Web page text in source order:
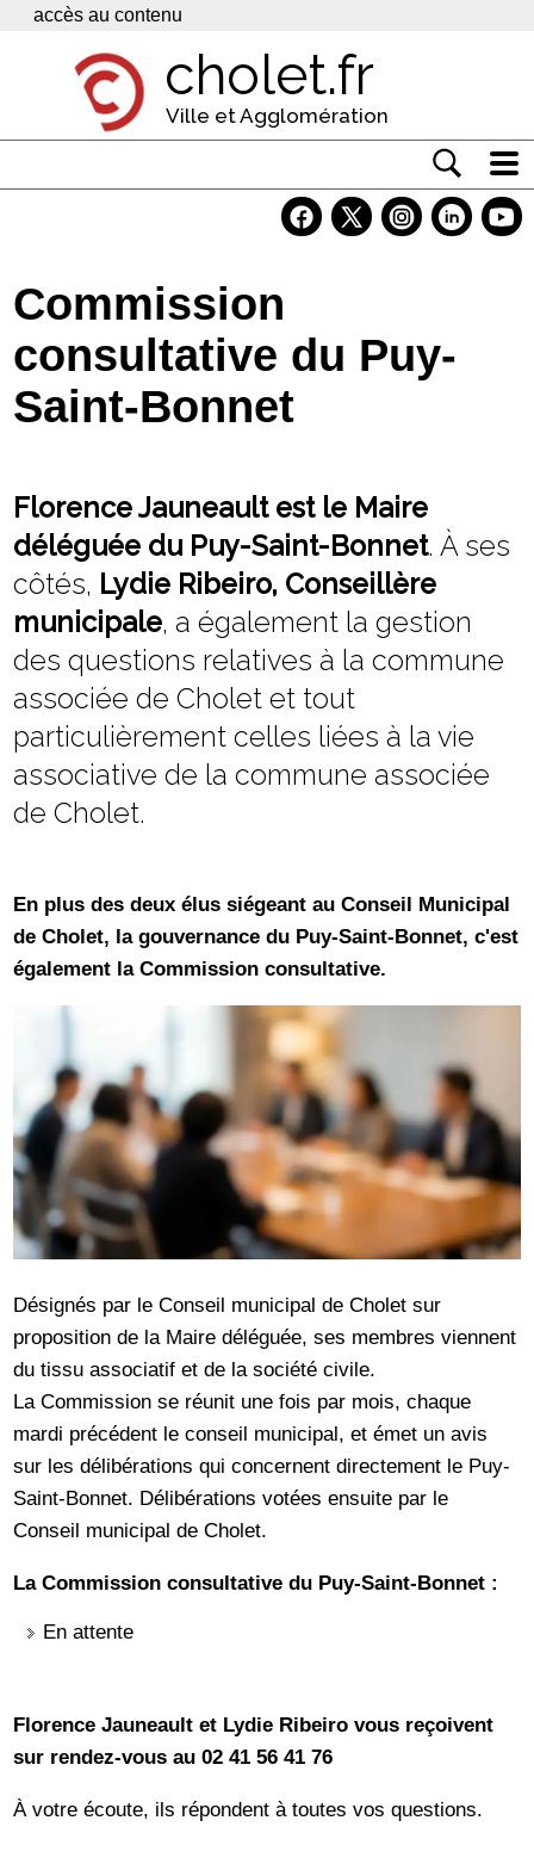
Panneau de gestion des cookies
accès au contenu
cholet.fr
Ville et Agglomération
Economie
Services
Contacts
Commission
consultative du Puy-
Saint-Bonnet
Florence Jauneault est le Maire
déléguée du Puy-Saint-Bonnet. À ses
côtés, Lydie Ribeiro, Conseillère
municipale, a également la gestion
des questions relatives à la commune
associée de Cholet et tout
particulièrement celles liées à la vie
associative de la commune associée
de Cholet.
En plus des deux élus siégeant au Conseil Municipal
de Cholet, la gouvernance du Puy-Saint-Bonnet, c'est
également la Commission consultative.
Désignés par le Conseil municipal de Cholet sur
proposition de la Maire déléguée, ses membres viennent
du tissu associatif et de la société civile.
La Commission se réunit une fois par mois, chaque
mardi précédent le conseil municipal, et émet un avis
sur les délibérations qui concernent directement le Puy-
Saint-Bonnet. Délibérations votées ensuite par le
Conseil municipal de Cholet.
La Commission consultative du Puy-Saint-Bonnet :
En attente
Florence Jauneault et Lydie Ribeiro vous reçoivent
sur rendez-vous au 02 41 56 41 76
À votre écoute, ils répondent à toutes vos questions.